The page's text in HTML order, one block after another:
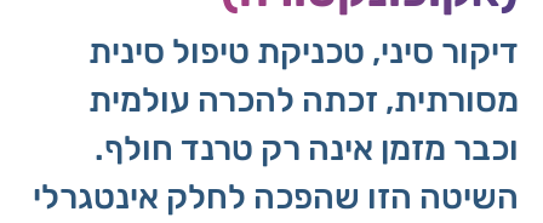
דיקור סיני, טכניקת טיפול סינית
מסורתית, זכתה להכרה עולמית
וכבר מזמן אינה רק טרנד חולף.
השיטה הזו שהפכה לחלק אינטגרלי